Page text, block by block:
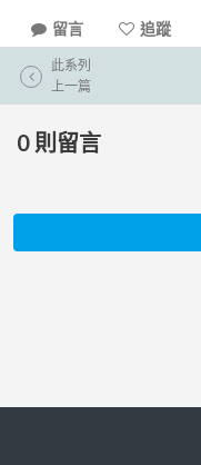
留言 追蹤
此系列
上一篇
0 則留言